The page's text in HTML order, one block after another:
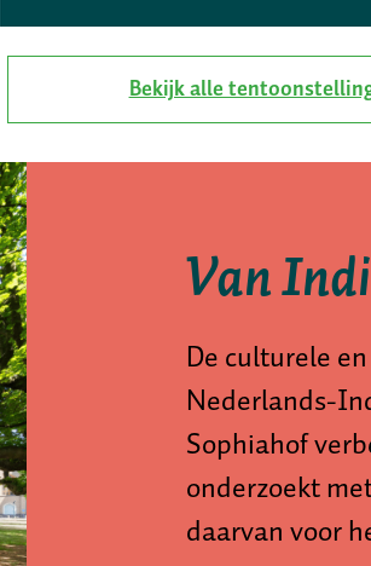
Bekijk alle
Van
De culturele
Nederlands-
Sophiahof
onderzoekt
daarvan voor